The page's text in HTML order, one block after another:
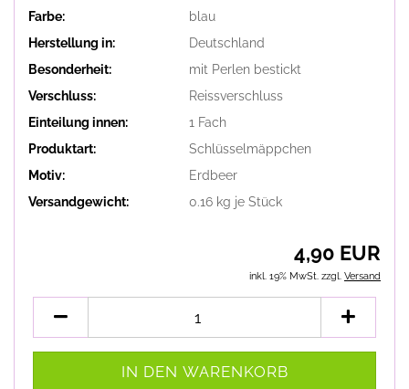
Farbe:
blau
Herstellung in:
Deutschland
Besonderheit:
mit Perlen bestickt
Verschluss:
Reissverschluss
Einteilung innen:
1 Fach
Produktart:
Schlüsselmäppchen
Motiv:
Erdbeer
Versandgewicht:
0.16kg je Stück
4,90 EUR
inkl. 19% MwSt. zzgl. Versand